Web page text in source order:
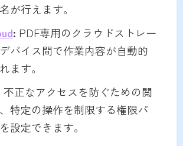
が行えます。
: PDF専用のクラウドストレー
バイス間で作業内容が自動的
ます。
不正なアクセスを防ぐための閲
特定の操作を制限する権限パ
設定できます。